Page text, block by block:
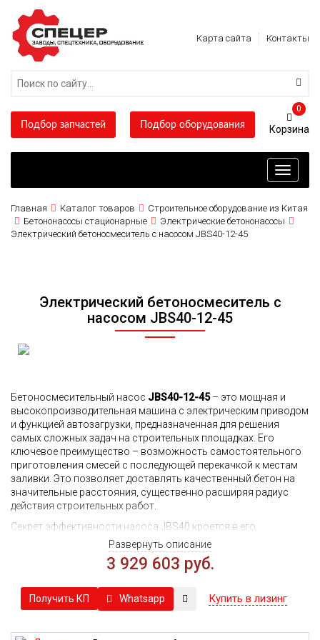
Карта сайта Контакты
Подбор запчастей Подбор оборудования
0
Toggle
Главная Каталог товаров
Строительное оборудование из Китая
Бетононасосы стационарные
Электрические бетононасосы
Электрический бетоносмеситель с насосом JBS40-12-45
Электрический бетоносмеситель с
насосом JBS40-12-45
Бетоносмесительный насос JBS40-12-45– это мощная и
высокопроизводительная машина с электрическим приводом
и функцией автозагрузки, предназначенная для решения
самых сложных задач на строительных площадках. Его
ключевое преимущество – возможность самостоятельного
приготовления смесей с последующей перекачкой к местам
заливки. Это позволяет доставлять качественный бетон на
значительные расстояния, существенно расширяя радиус
действия строительных работ.
Секрет эффективности насоса JBS40 кроется в его
продуманной конструкции. Система смешивания
обеспечивает идеально равномерную консистенцию бетона,
что гарантирует высокое качество готового продукта и
выходному отверстию: его износостойкая поверхность
обеспечивает долгий срок службы, минимизируя износ и
Развернуть описание
3 929 603 руб.
Получить КП Whatsapp Купить в лизинг